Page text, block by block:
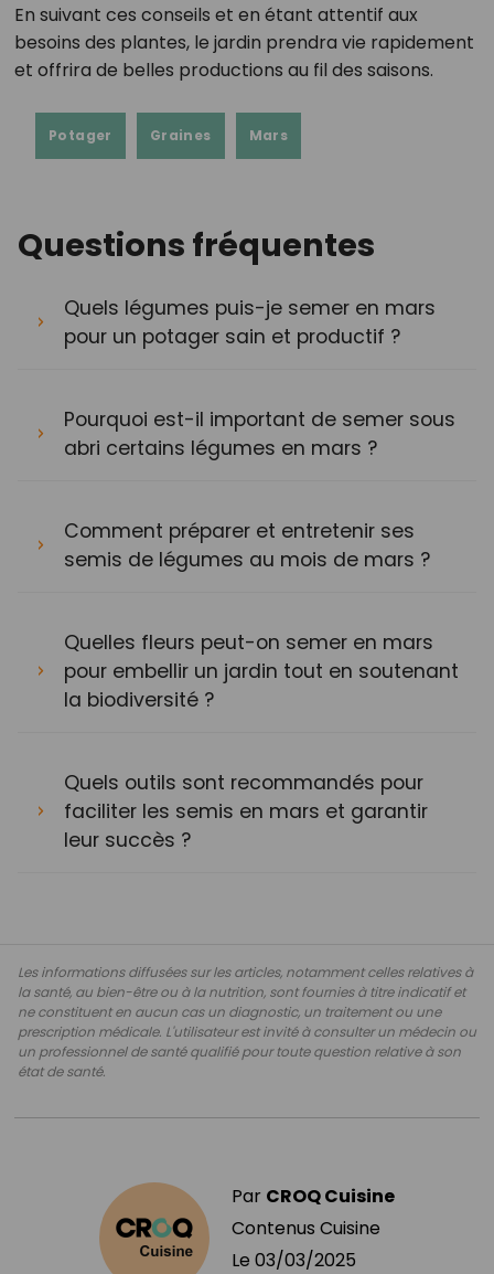
En suivant ces conseils et en étant attentif aux
besoins des plantes, le jardin prendra vie rapidement
et offrira de belles productions au fil des saisons.
Potager Graines Mars
Questions fréquentes
Quels légumes puis-je semer en mars
pour un potager sain et productif ?
Pourquoi est-il important de semer sous
abri certains légumes en mars ?
Comment préparer et entretenir ses
semis de légumes au mois de mars ?
Quelles fleurs peut-on semer en mars
pour embellir un jardin tout en soutenant
la biodiversité ?
Quels outils sont recommandés pour
faciliter les semis en mars et garantir
leur succès ?
Les informations diffusées sur les articles, notamment celles relatives à
la santé, au bien-être ou à la nutrition, sont fournies à titre indicatif et
ne constituent en aucun cas un diagnostic, un traitement ou une
prescription médicale. L'utilisateur est invité à consulter un médecin ou
un professionnel de santé qualifié pour toute question relative à son
état de santé.
Par CROQ Cuisine
Contenus Cuisine
Le 03/03/2025